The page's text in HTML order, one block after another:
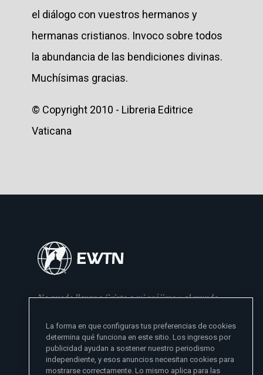
el diálogo con vuestros hermanos y
hermanas cristianos. Invoco sobre todos
la abundancia de las bendiciones divinas.
Muchísimas gracias.
© Copyright 2010 - Libreria Editrice
Vaticana
No puedo llevar a Cristo a mi prójimo y al mundo
- Madre Angelica
La forma en que configuras tus preferencias de cookies
determina qué funciona en este sitio. Los ingresos por
publicidad ayudan a sostener nuestro periodismo
independiente, y esos anuncios necesitan cookies para
mostrarse correctamente. Lo mismo aplica para las